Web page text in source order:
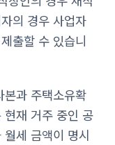
의 경우 사업자
출할 수 있습니
본과 주택소유확
현재 거주 중인 공
세 금액이 명시